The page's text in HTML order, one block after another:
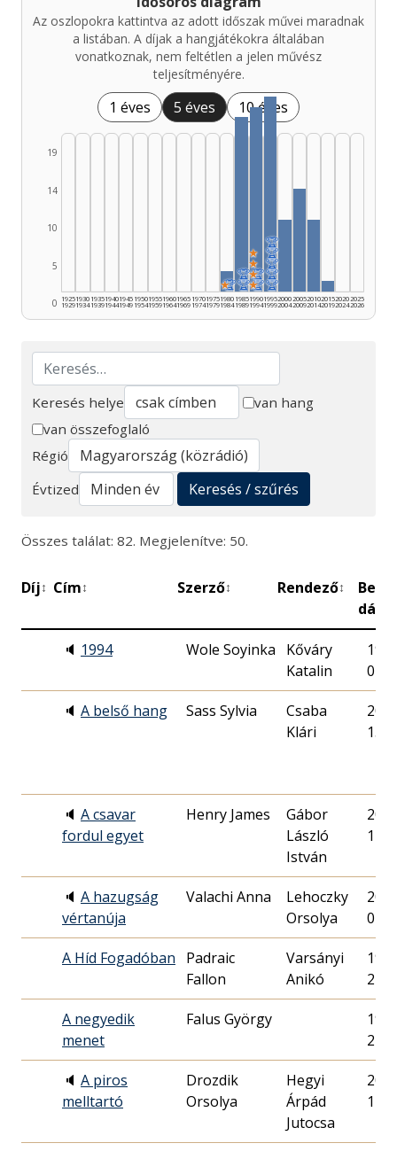
Az oszlopokra kattintva az adott időszak művei maradnak
a listában. A díjak a hangjátékokra általában
vonatkoznak, nem feltétlen a jelen művész
teljesítményére.
1 éves 5 éves 10 éves
0
5
10
14
19
1925
1929
1930
1934
1935
1939
1940
1944
1945
1949
1950
1954
1955
1959
1960
1964
1965
1969
1970
1974
1975
1979
🏆
★
1980
1984
🏆
🏆
1985
1989
🏆
🏆
★
★
★
★
1990
1994
🏆
🏆
🏆
🏆
🏆
1995
1999
2000
2004
2005
2009
2010
2014
2015
2019
2020
2024
2025
2026
Keresés
Keresés helye
van hang
van összefoglaló
Régió
Évtized
Keresés / szűrés
Összes találat: 82. Megjelenítve: 50.
Díj↕ Cím↕ Szerző↕ Rendező↕
🔈 1994 Wole Soyinka
Kőváry
Katalin
07.
🔈 A belső hang Sass Sylvia
Csaba
Klári
15.
🔈 A csavar
fordul egyet
Henry James
Gábor
László
István
11.
🔈 A hazugság
vértanúja
Valachi Anna
Lehoczky
Orsolya
01.
A Híd Fogadóban
Padraic
Fallon
Varsányi
Anikó
24.
A negyedik
menet
Falus György
27.
🔈 A piros
melltartó
Drozdik
Orsolya
Hegyi
Árpád
Jutocsa
14.